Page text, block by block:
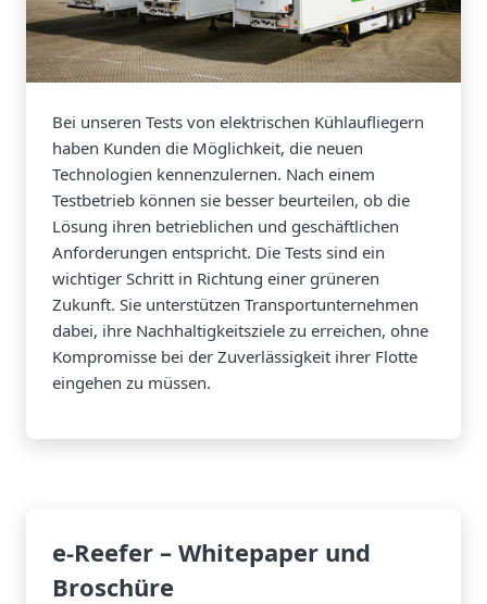
Bei unseren Tests von elektrischen Kühlaufliegern
haben Kunden die Möglichkeit, die neuen
Technologien kennenzulernen. Nach einem
Testbetrieb können sie besser beurteilen, ob die
Lösung ihren betrieblichen und geschäftlichen
Anforderungen entspricht. Die Tests sind ein
wichtiger Schritt in Richtung einer grüneren
Zukunft. Sie unterstützen Transportunternehmen
dabei, ihre Nachhaltigkeitsziele zu erreichen, ohne
Kompromisse bei der Zuverlässigkeit ihrer Flotte
eingehen zu müssen.
e-Reefer – Whitepaper und
Broschüre